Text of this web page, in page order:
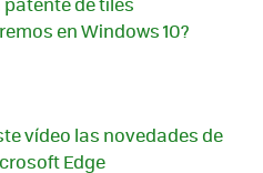
en Windows 10?
vídeo las novedades de
Edge